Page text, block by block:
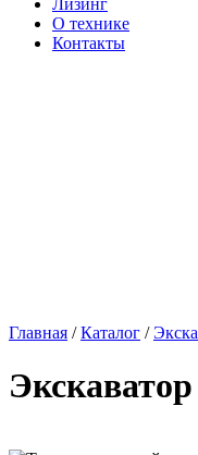
Лизинг
О технике
Контакты
Главная /Каталог /